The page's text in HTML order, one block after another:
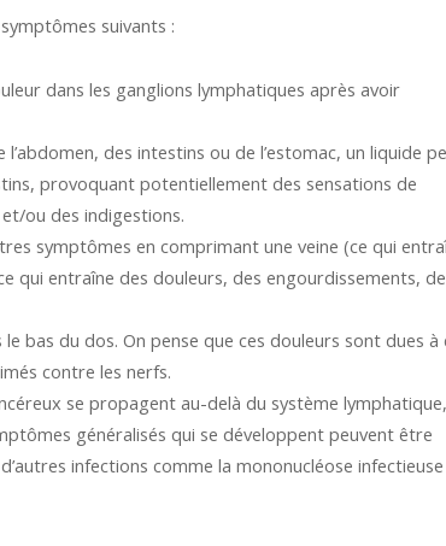
suivants :
dans les ganglions lymphatiques après avoir
des intestins ou de l’estomac, un liquide
provoquant potentiellement des sensations de
ou des indigestions.
symptômes en comprimant une veine (ce qui
qui entraîne des douleurs, des engourdissements,
bas du dos. On pense que ces douleurs sont dues à
contre les nerfs.
se propagent au-delà du système
généralisés qui se développent peuvent être
infections comme la mononucléose